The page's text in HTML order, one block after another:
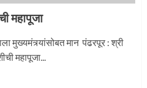
महापूजा
मुख्यमंत्र्यांसोबत मान पंढरपूर : श्री
महापूजा...